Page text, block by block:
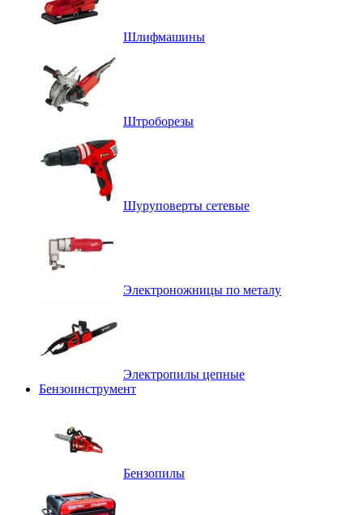
Шлифмашины
Штроборезы
Шуруповерты сетевые
Электроножницы по металу
Электропилы цепные
Бензоинструмент
Бензопилы